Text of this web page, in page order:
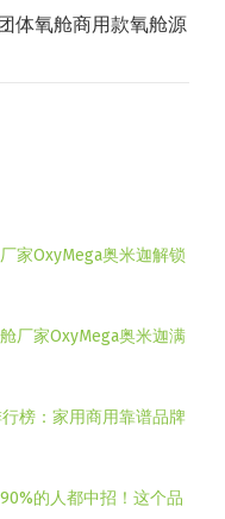
体氧舱商用款氧舱源
家OxyMega奥米迦解锁
厂家OxyMega奥米迦满
榜：家用商用靠谱品牌
的人都中招！这个品